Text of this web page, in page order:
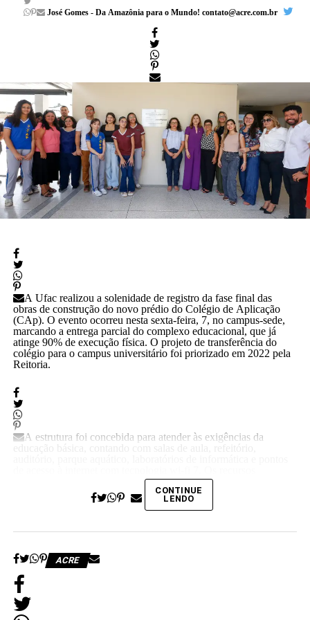
José Gomes - Da Amazônia para o Mundo! contato@acre.com.br
A Ufac realizou a solenidade de registro da fase final das
obras de construção do novo prédio do Colégio de Aplicação
(CAp). O evento ocorreu nesta sexta-feira, 7, no campus-sede,
marcando a entrega parcial do complexo educacional, que já
atinge 90% de execução física. O projeto de transferência do
colégio para o campus universitário foi priorizado em 2022 pela
Reitoria.
A estrutura foi concebida para atender às exigências da
educação básica, contando com salas de aula, refeitório,
financeiros foram viabilizados por meio de emendas
parlamentares do Orçamento Geral da União.
“Essa obra representa mais do que tijolos e concreto; é a
realização de um compromisso com a qualidade da educação
básica e com o futuro das nossas crianças no Acre”, disse a
reitora Guida Aquino. Ela informou que o antigo prédio do
colégio, localizado no centro da capital e tombado como
CONTINUE
LENDO
ACRE